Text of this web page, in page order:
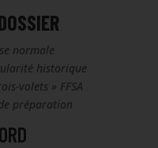
normale
historique
volets » FFSA
préparation